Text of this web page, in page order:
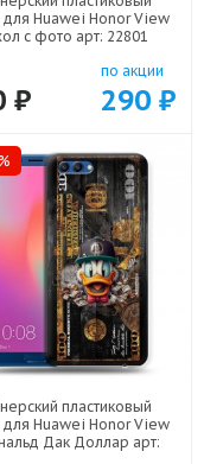
Huawei Honor View
с фото арт: 22801
₽
по акции
290 ₽
пластиковый
Huawei Honor View
Дак Доллар арт: